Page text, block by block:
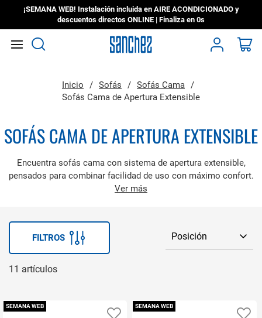
¡SEMANA WEB! Instalación incluida en AIRE ACONDICIONADO y
descuentos directos ONLINE | Finaliza en 0s
Inicio Sofás
Sofás Cama
Sofás Cama de Apertura Extensible
SOFÁS CAMA DE APERTURA EXTENSIBLE
Encuentra sofás cama con sistema de apertura extensible,
pensados para combinar facilidad de uso con máximo confort.
Un mecanismo suave que transforma tu sofá en cama en un
Ver más
FILTROS
11 artículos
SEMANA WEB
Añadir a favoritos
SEMANA WEB